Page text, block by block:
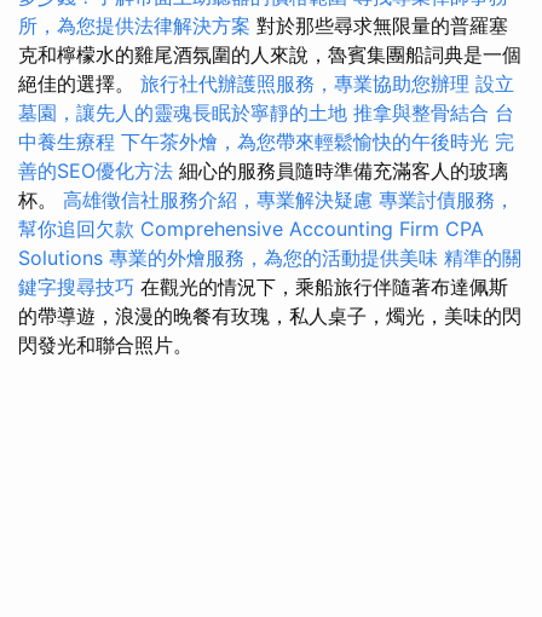
所，為您提供法律解決方案 對於那些尋求無限量的普羅塞
克和檸檬水的雞尾酒氛圍的人來說，魯賓集團船詞典是一個
絕佳的選擇。 旅行社代辦護照服務，專業協助您辦理 設立
墓園，讓先人的靈魂長眠於寧靜的土地 推拿與整骨結合 台
中養生療程 下午茶外燴，為您帶來輕鬆愉快的午後時光 完
善的SEO優化方法 細心的服務員隨時準備充滿客人的玻璃
杯。 高雄徵信社服務介紹，專業解決疑慮 專業討債服務，
幫你追回欠款 Comprehensive Accounting Firm CPA
Solutions 專業的外燴服務，為您的活動提供美味 精準的關
鍵字搜尋技巧 在觀光的情況下，乘船旅行伴隨著布達佩斯
的帶導遊，浪漫的晚餐有玫瑰，私人桌子，燭光，美味的閃
閃發光和聯合照片。